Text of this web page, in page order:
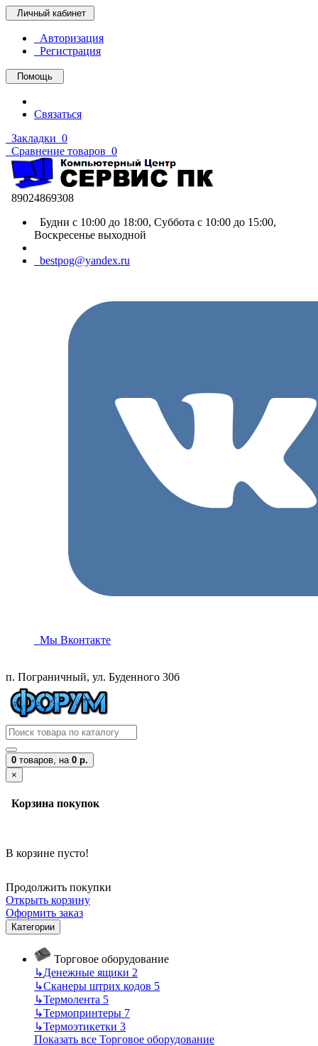
Личный кабинет
Авторизация
Регистрация
Помощь
Связаться
Закладки 0
Сравнение товаров 0
89024869308
Будни с 10:00 до 18:00, Суббота с 10:00 до 15:00,
Воскресенье выходной
bestpog@yandex.ru
Мы Вконтакте
п. Пограничный, ул. Буденного 30б
0 товаров, на 0 р.
×
Корзина покупок
В корзине пусто!
Продолжить покупки
Открыть корзину
Оформить заказ
Категории
Торговое оборудование
↳Денежные ящики 2
↳Сканеры штрих кодов 5
↳Термолента 5
↳Термопринтеры 7
↳Термоэтикетки 3
Показать все Торговое оборудование